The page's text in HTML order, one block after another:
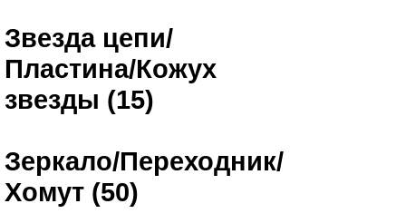
Звезда цепи/
Пластина/Кожух
звезды (15)
Зеркало/Переходник/
Хомут (50)